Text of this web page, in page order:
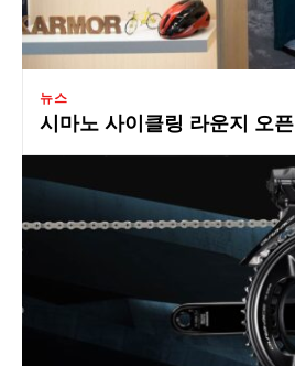
뉴스
시마노 사이클링 라운지 오픈